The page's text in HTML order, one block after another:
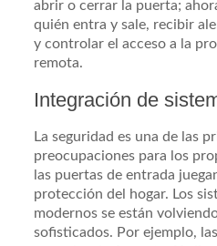
abrir o cerrar la puerta;
quién entra y sale, recibir
y controlar el acceso a la
remota.
Integración de
La seguridad es una de las
preocupaciones para los
las puertas de entrada
protección del hogar. Los
modernos se están
sofisticados. Por ejemplo,